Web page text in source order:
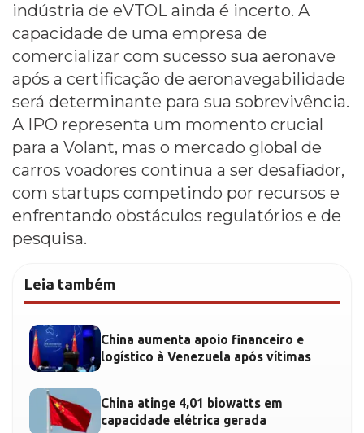
indústria de eVTOL ainda é incerto. A
capacidade de uma empresa de
comercializar com sucesso sua aeronave
após a certificação de aeronavegabilidade
será determinante para sua sobrevivência.
A IPO representa um momento crucial
para a Volant, mas o mercado global de
carros voadores continua a ser desafiador,
com startups competindo por recursos e
enfrentando obstáculos regulatórios e de
pesquisa.
Leia também
China aumenta apoio financeiro e
logístico à Venezuela após vítimas
China atinge 4,01 biowatts em
capacidade elétrica gerada